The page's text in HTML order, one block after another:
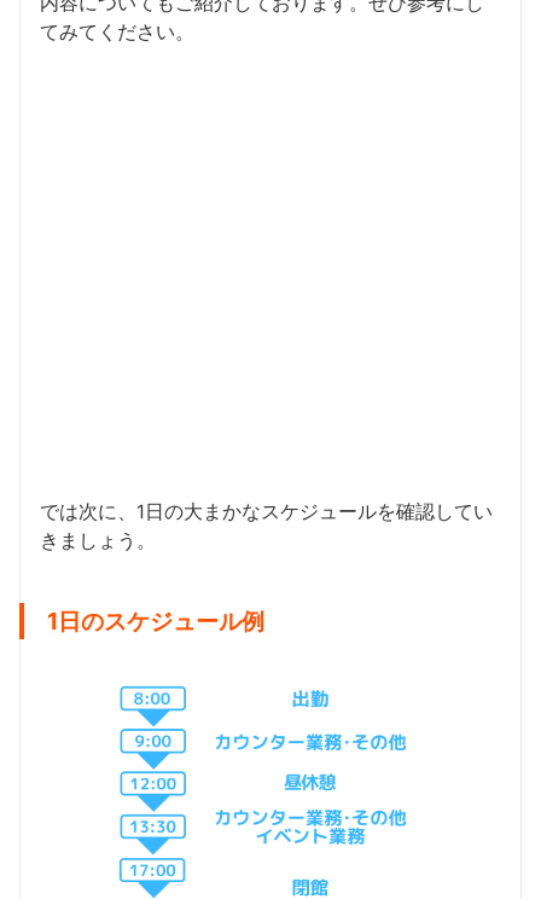
てみてください。
では次に、1日の大まかなスケジュールを確認してい
きましょう。
1日のスケジュール例